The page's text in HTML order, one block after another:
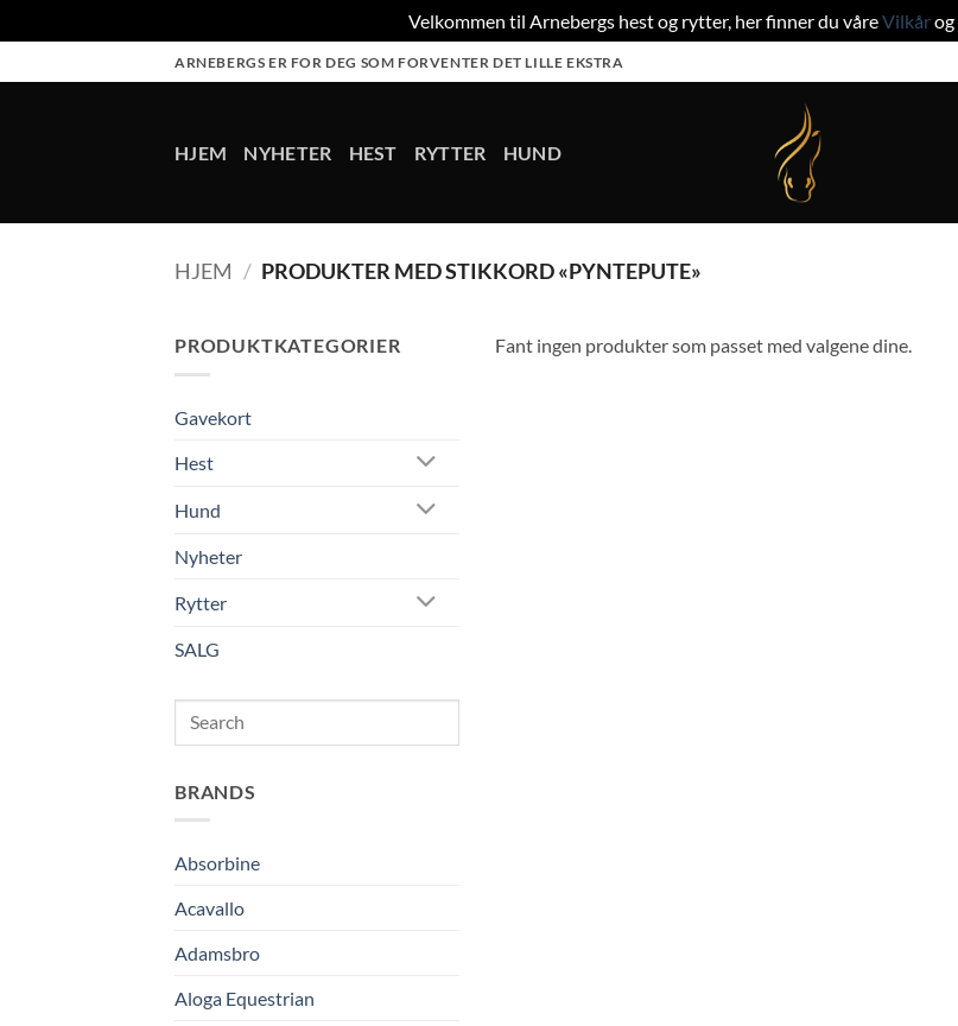
Velkommen til Arnebergs hest og rytter, her finner du våreVilkårog
to
ARNEBERGS ER FOR DEG SOM FORVENTER DET LILLE EKSTRA
HJEM NYHETER HEST RYTTER HUND
HJEM / PRODUKTER MED STIKKORD «PYNTEPUTE»
PRODUKTKATEGORIER
Gavekort
Hest
Hund
Nyheter
Rytter
SALG
Search
BRANDS
Absorbine
Acavallo
Adamsbro
Aloga Equestrian
Fant ingen produkter som passet med valgene dine.